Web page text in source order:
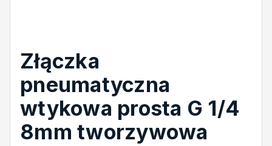
Złączka
pneumatyczna
wtykowa prosta G 1/4
8mm tworzywowa